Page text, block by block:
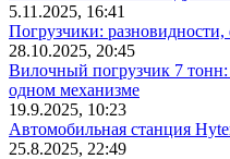
5.11.2025, 16:41
Погрузчики:
28.10.2025, 20:45
Вилочный погрузчик 7 тонн:
одном механизме
19.9.2025, 10:23
Автомобильная станция
25.8.2025, 22:49